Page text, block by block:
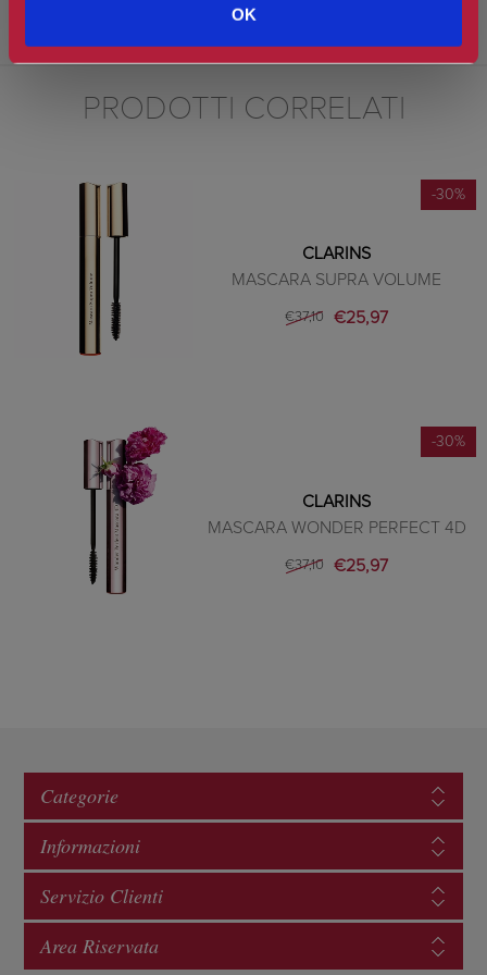
OK
PRODOTTI CORRELATI
-30%
CLARINS
MASCARA SUPRA VOLUME
€37,10 €25,97
-30%
CLARINS
MASCARA WONDER PERFECT 4D
€37,10 €25,97
Categorie
Informazioni
Servizio Clienti
Area Riservata